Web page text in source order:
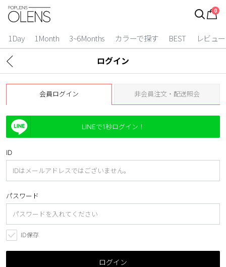
0
1Day 1Month 3~6Months カラーで探す BEST レビュー
ログイン
カラコン比較
今月限定特典
カラコン
1 Day
2 Weeks
1 Month
3~6 Months
よりどりキット
カラー
ブラック
ログイン
会員ログイン 非会員注文・配送照会
LINEで1秒ログイン！
ID
パスワード
ID保存
ログイン